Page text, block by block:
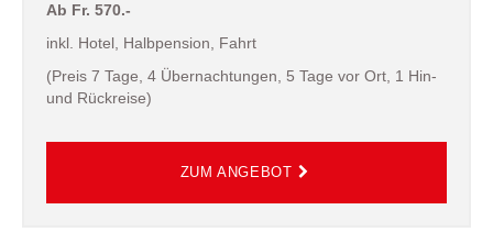
Ab Fr. 570.-
inkl. Hotel, Halbpension, Fahrt
(Preis 7 Tage, 4 Übernachtungen, 5 Tage vor Ort, 1 Hin-
und Rückreise)